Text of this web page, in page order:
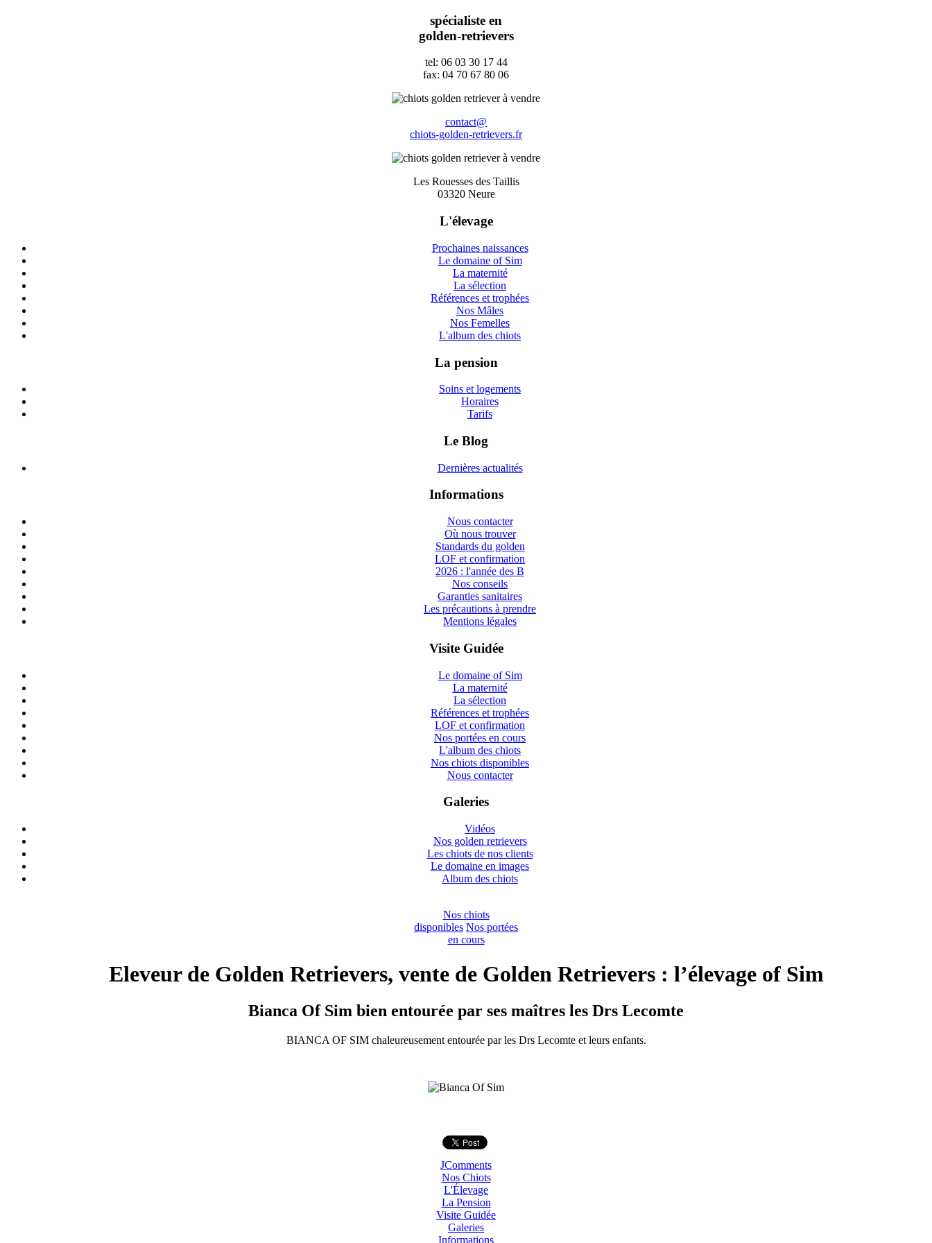
spécialiste en
golden-retrievers
tel: 06 03 30 17 44
fax: 04 70 67 80 06
contact@
chiots-golden-retrievers.fr
Les Rouesses des Taillis
03320 Neure
L'élevage
Prochaines naissances
Le domaine of Sim
La maternité
La sélection
Références et trophées
Nos Mâles
Nos Femelles
L'album des chiots
La pension
Soins et logements
Horaires
Tarifs
Le Blog
Dernières actualités
Informations
Nous contacter
Où nous trouver
Standards du golden
LOF et confirmation
2026 : l'année des B
Nos conseils
Garanties sanitaires
Les précautions à prendre
Mentions légales
Visite Guidée
Le domaine of Sim
La maternité
La sélection
Références et trophées
LOF et confirmation
Nos portées en cours
L'album des chiots
Nos chiots disponibles
Nous contacter
Galeries
Vidéos
Nos golden retrievers
Les chiots de nos clients
Le domaine en images
Album des chiots
Nos chiots
disponibles Nos portées
en cours
Eleveur de Golden Retrievers, vente de Golden Retrievers : l’élevage of Sim
Bianca Of Sim bien entourée par ses maîtres les Drs Lecomte
BIANCA OF SIM chaleureusement entourée par les Drs Lecomte et leurs enfants.
JComments
Nos Chiots
L'Élevage
La Pension
Visite Guidée
Galeries
Informations